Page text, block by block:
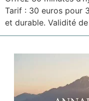
Tarif : 30 euros pour
et durable. Validité